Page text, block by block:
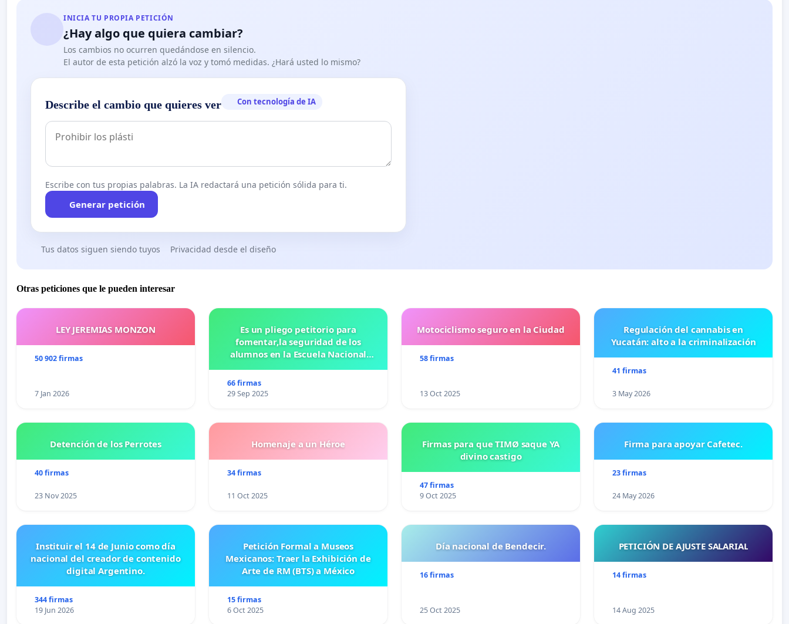
INICIA TU PROPIA PETICIÓN
¿Hay algo que quiera cambiar?
Los cambios no ocurren quedándose en silencio.
El autor de esta petición alzó la voz y tomó medidas. ¿Hará usted lo mismo?
Describe el cambio que quieres ver Con tecnología de IA
Escribe con tus propias palabras. La IA redactará una petición sólida para ti.
Generar petición
Tus datos siguen siendo tuyos Privacidad desde el diseño
Otras peticiones que le pueden interesar
LEY JEREMIAS MONZON
50 902 firmas
7 Jan 2026
Es un pliego petitorio para
fomentar,la seguridad de los
alumnos en la Escuela Nacional
66 firmas
29 Sep 2025
Motociclismo seguro en la Ciudad
58 firmas
13 Oct 2025
Regulación del cannabis en
Yucatán: alto a la criminalización
41 firmas
3 May 2026
Detención de los Perrotes
40 firmas
23 Nov 2025
Homenaje a un Héroe
34 firmas
11 Oct 2025
Firmas para que TIMØ saque YA
divino castigo
47 firmas
9 Oct 2025
Firma para apoyar Cafetec.
23 firmas
24 May 2026
Instituir el 14 de Junio como día
nacional del creador de contenido
digital Argentino.
344 firmas
19 Jun 2026
Petición Formal a Museos
Mexicanos: Traer la Exhibición de
Arte de RM (BTS) a México
15 firmas
6 Oct 2025
Día nacional de Bendecir.
16 firmas
25 Oct 2025
PETICIÓN DE AJUSTE SALARIAL
14 firmas
14 Aug 2025